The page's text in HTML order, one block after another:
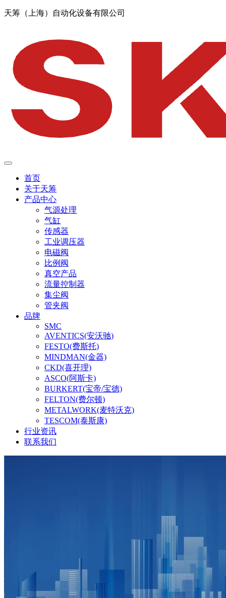
天筹（上海）自动化设备有限公司
首页
关于天筹
产品中心
气源处理
气缸
传感器
工业调压器
电磁阀
比例阀
真空产品
流量控制器
集尘阀
管夹阀
品牌
SMC
AVENTICS(安沃驰)
FESTO(费斯托)
MINDMAN(金器)
CKD(喜开理)
ASCO(阿斯卡)
BURKERT(宝帝/宝德)
FELTON(费尔顿)
METALWORK(麦特沃克)
TESCOM(泰斯康)
行业资讯
联系我们